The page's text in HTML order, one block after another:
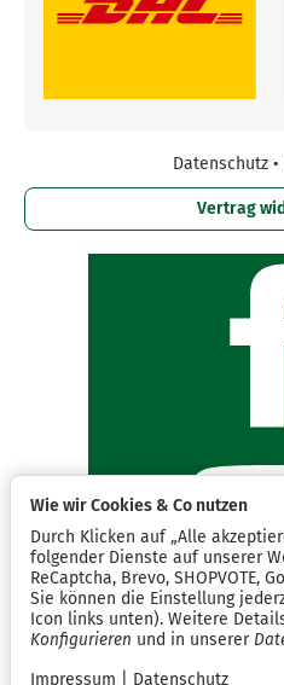
Datenschutz •
Vertrag
Wie wir Cookies & Co nutzen
Durch Klicken auf „Alle
folgender Dienste auf unserer
ReCaptcha, Brevo, SHOPVOTE,
Sie können die Einstellung
Icon links unten). Weitere
Konfigurieren und in unserer
Impressum
Datenschutz